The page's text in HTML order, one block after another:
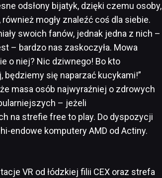
odsłony bijatyk, dzięki czemu osoby,
mogły znaleźć coś dla siebie.
swoich fanów, jednak jedna z nich –
– bardzo nas zaskoczyła. Mowa
o niej? Nic dziwnego! Bo kto
będziemy się naparzać kucykami!”
masa osób najwyraźniej o zdrowych
– jeżeli
na strefie free to play. Do dyspozycji
endowe komputery AMD od Actiny.
VR od łódzkiej filii CEX oraz strefa